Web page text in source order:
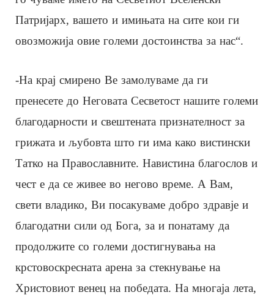
Патријарх, вашето и имињата на сите кои ги
овозможија овие големи достоинства за нас“.
-На крај смирено Ве замолуваме да ги
пренесете до Неговата Сесветост нашите големи
благодарности и свештената признателност за
грижата и љубовта што ги има како вистински
Татко на Православните. Навистина благослов и
чест е да се живее во негово време. А Вам,
свети владико, Ви посакуваме добро здравје и
благодатни сили од Бога, за и понатаму да
продолжите со големи достигнувања на
крстовоскресната арена за стекнување на
Христовиот венец на победата. На многаја лета,